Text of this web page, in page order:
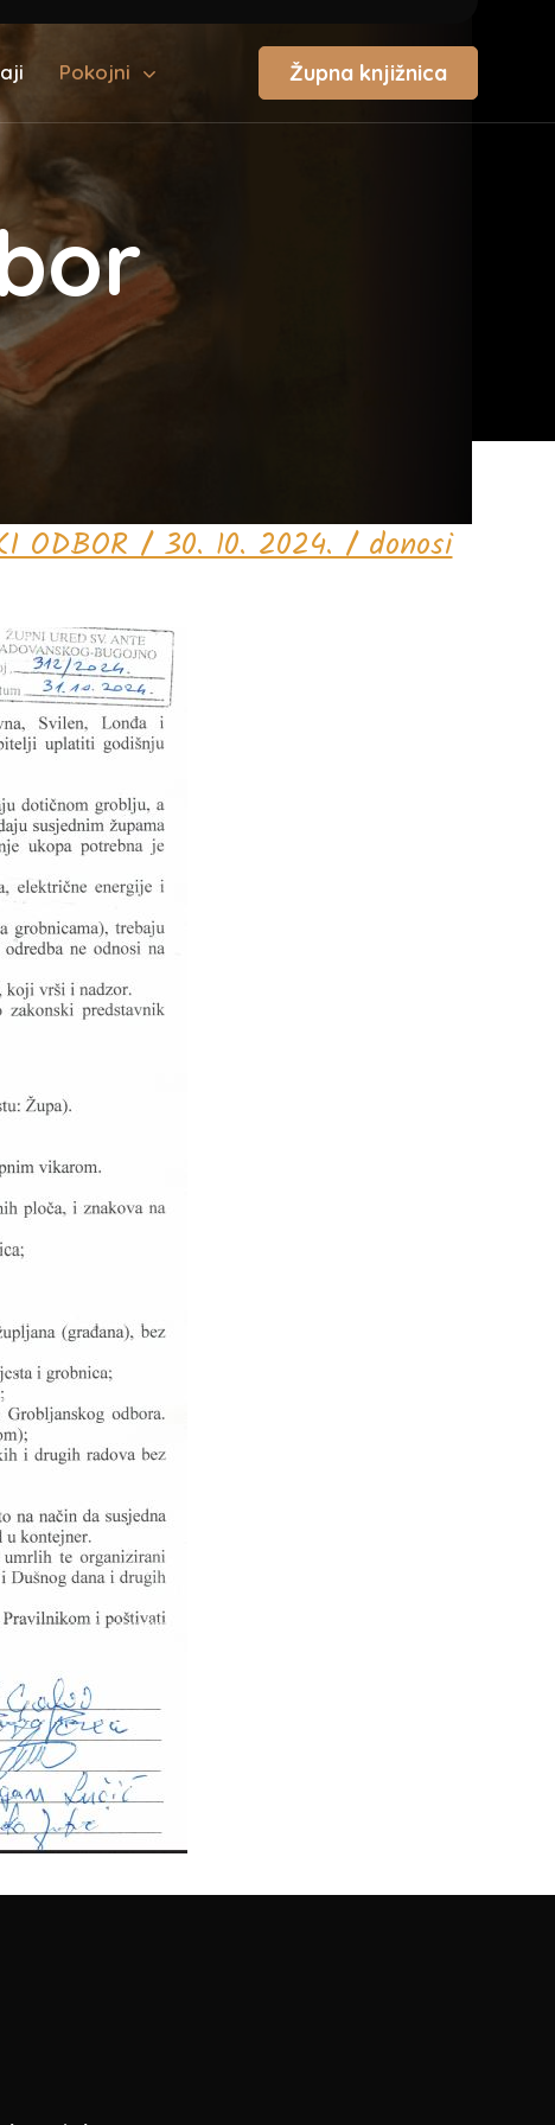
Pokojni Župna knjižnica
ODBOR / 30. 10. 2024. / donosi